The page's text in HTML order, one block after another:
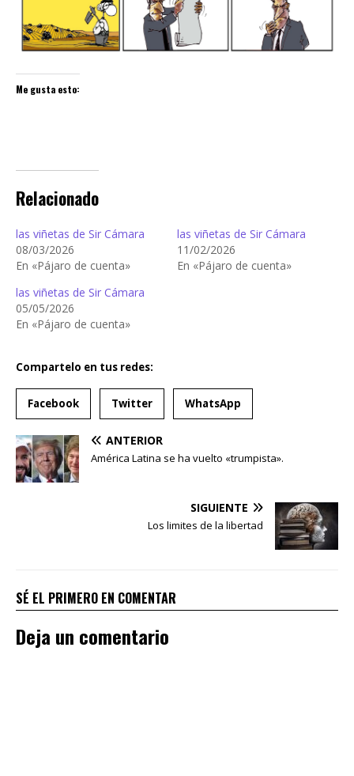
Me gusta esto:
Relacionado
las viñetas de Sir Cámara
08/03/2026
En «Pájaro de cuenta»
las viñetas de Sir Cámara
11/02/2026
En «Pájaro de cuenta»
las viñetas de Sir Cámara
05/05/2026
En «Pájaro de cuenta»
Compartelo en tus redes:
Facebook Twitter WhatsApp
ANTERIOR
América Latina se ha vuelto «trumpista».
SIGUIENTE
Los limites de la libertad
SÉ EL PRIMERO EN COMENTAR
Deja un comentario